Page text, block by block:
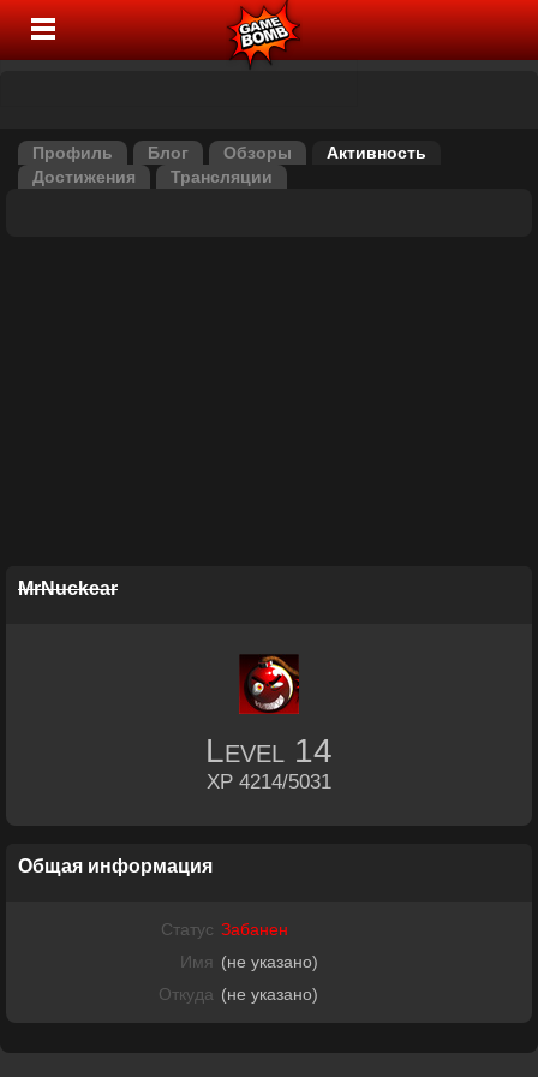
Профиль Блог Обзоры
Активность
Достижения
Трансляции
MrNuckear
Level 14
XP 4214/5031
Общая информация
Статус Забанен
Имя (не указано)
Откуда (не указано)